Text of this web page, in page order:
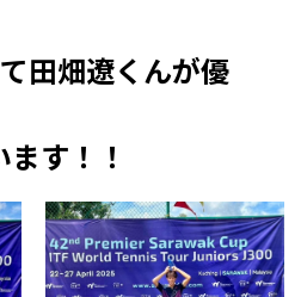
田畑遼くんが優
す！！